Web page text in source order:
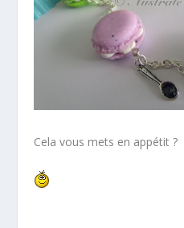
Cela vous mets en appétit ?